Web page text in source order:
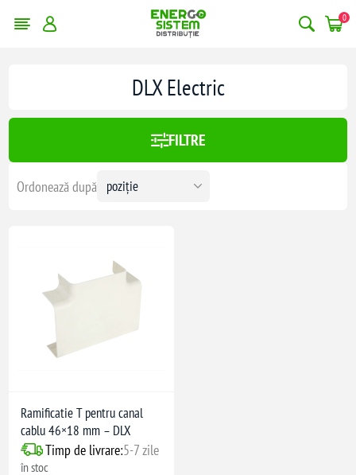
0
DLX Electric
FILTRE
Ordonează după
Ramificatie T pentru canal
cablu 46×18 mm – DLX
Timp de livrare:5-7 zile
în stoc